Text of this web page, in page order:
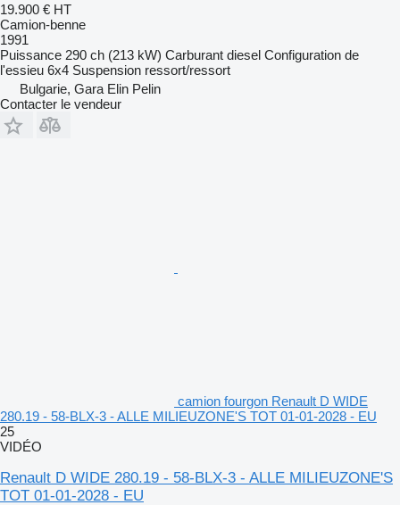
19.900 € HT
Camion-benne
1991
Puissance 290 ch (213 kW) Carburant diesel Configuration de
l'essieu 6x4 Suspension ressort/ressort
Bulgarie, Gara Elin Pelin
Contacter le vendeur
camion fourgon Renault D WIDE
280.19 - 58-BLX-3 - ALLE MILIEUZONE'S TOT 01-01-2028 - EU
25
VIDÉO
Renault D WIDE 280.19 - 58-BLX-3 - ALLE MILIEUZONE'S
TOT 01-01-2028 - EU